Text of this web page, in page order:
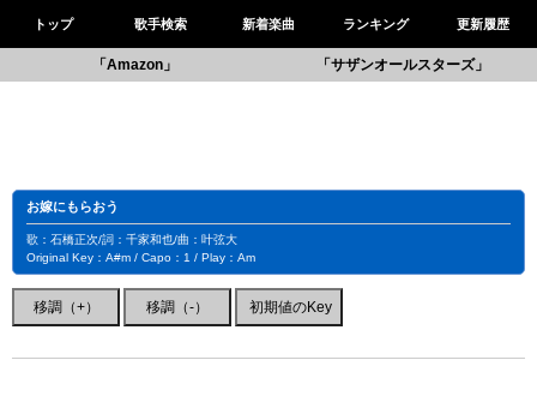
トップ 歌手検索 新着楽曲 ランキング 更新履歴
「Amazon」 「サザンオールスターズ」
お嫁にもらおう
歌：石橋正次/詞：千家和也/曲：叶弦大
Original Key：A#m / Capo：1 / Play：Am